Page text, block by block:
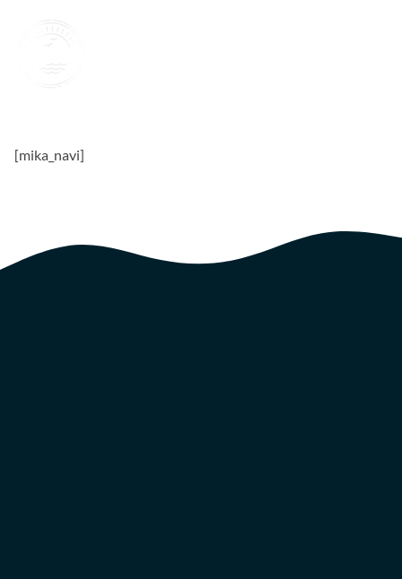
[mika_navi]